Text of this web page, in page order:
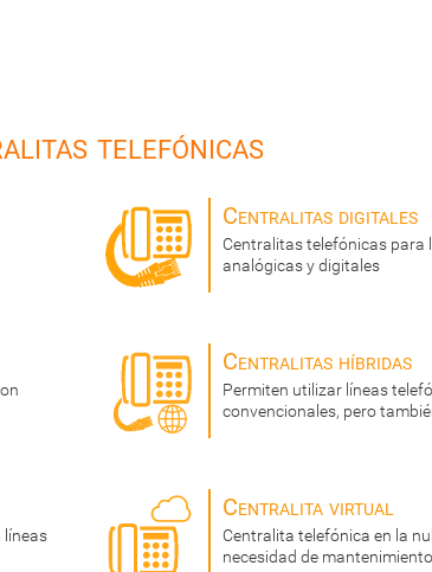
telefónicas
Centralitas digitales
Centralitas telefónicas para
analógicas y digitales
Centralitas híbridas
Permiten utilizar líneas
convencionales, pero
líneas
Centralita virtual
Centralita telefónica en la
necesidad de mantenimiento